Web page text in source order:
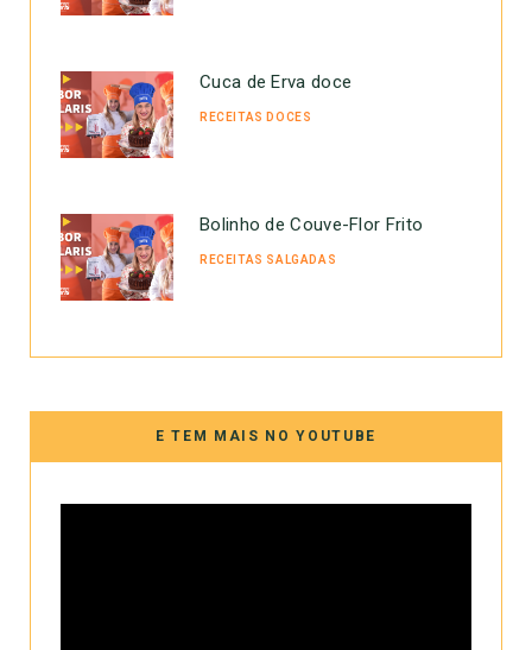
Cuca de Erva doce
RECEITAS DOCES
Bolinho de Couve-Flor Frito
RECEITAS SALGADAS
E TEM MAIS NO YOUTUBE